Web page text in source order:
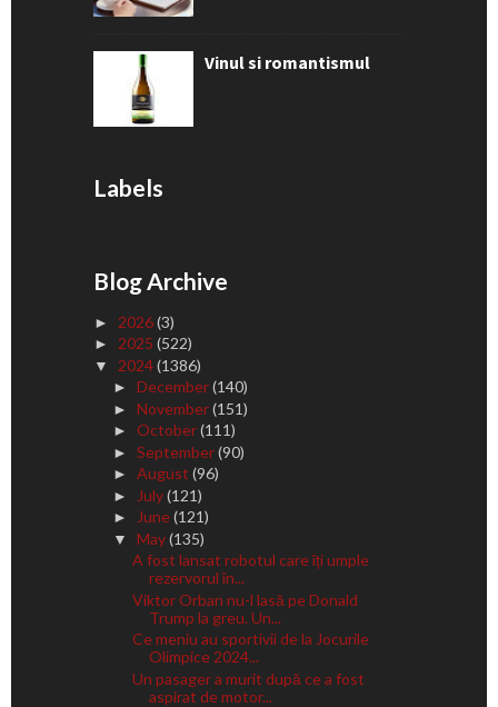
Vinul si romantismul
Labels
Blog Archive
► 2026(3)
► 2025 (522)
▼ 2024(1386)
► December(140)
► November(151)
► October(111)
► September(90)
► August (96)
► July(121)
► June(121)
▼ May(135)
A fost lansat robotul care îți umple
rezervorul în...
Viktor Orban nu-l lasă pe Donald
Trump la greu. Un...
Ce meniu au sportivii de la Jocurile
Olimpice 2024...
Un pasager a murit după ce a fost
aspirat de motor...